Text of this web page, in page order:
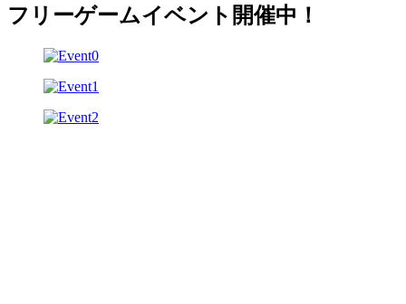
フリーゲームイベント開催中！